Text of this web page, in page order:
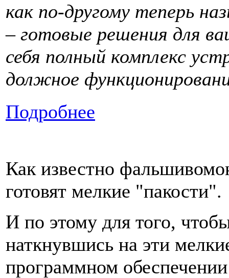
как по-другому теперь
– готовые решения для
себя полный комплекс
должное
Подробнее
Как известно
готовят мелкие "пакости".
И по этому для того,
наткнувшись на эти
программном